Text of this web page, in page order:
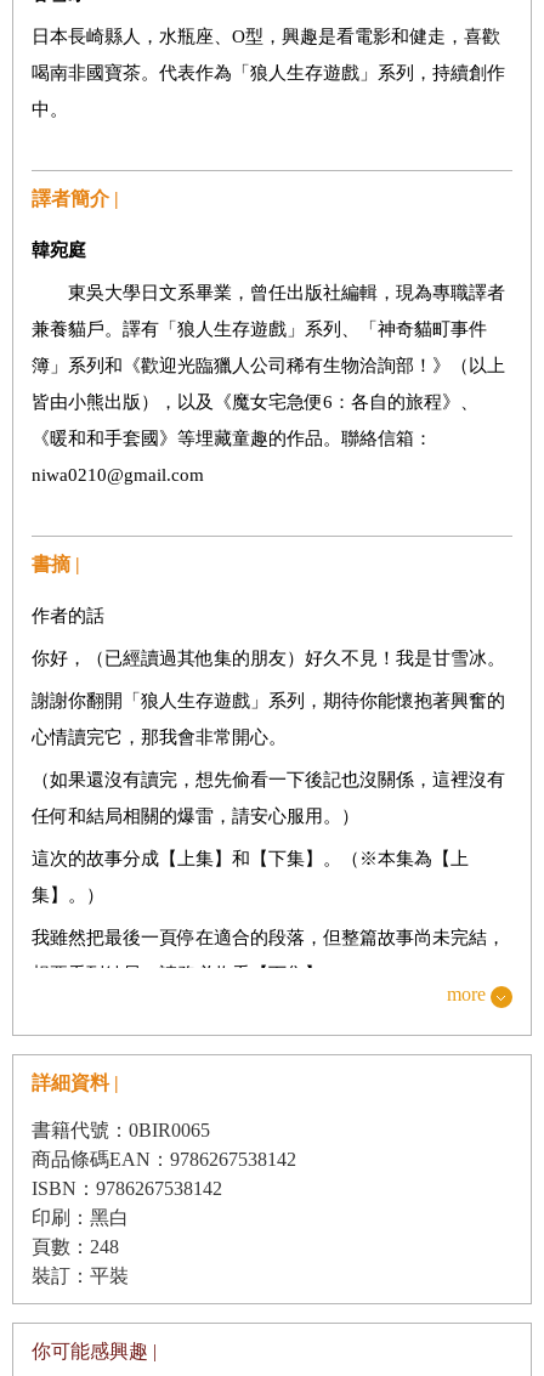
日本長崎縣人，水瓶座、O型，興趣是看電影和健走，喜歡
喝南非國寶茶。代表作為「狼人生存遊戲」系列，持續創作
中。
譯者簡介 |
韓宛庭
東吳大學日文系畢業，曾任出版社編輯，現為專職譯者
兼養貓戶。譯有「狼人生存遊戲」系列、「神奇貓町事件
簿」系列和《歡迎光臨獵人公司稀有生物洽詢部！》（以上
皆由小熊出版），以及《魔女宅急便6：各自的旅程》、
《暖和和手套國》等埋藏童趣的作品。聯絡信箱：
niwa0210@gmail.com
書摘 |
作者的話
你好，（已經讀過其他集的朋友）好久不見！我是甘雪冰。
謝謝你翻開「狼人生存遊戲」系列，期待你能懷抱著興奮的
心情讀完它，那我會非常開心。
（如果還沒有讀完，想先偷看一下後記也沒關係，這裡沒有
任何和結局相關的爆雷，請安心服用。）
這次的故事分成【上集】和【下集】。（※本集為【上
集】。）
我雖然把最後一頁停在適合的段落，但整篇故事尚未完結，
想要看到結局，請務必收看【下集】。
話」。
如同字面，北歐指的是「歐洲北部」，也就是冰島、挪威、
瑞典、丹麥和芬蘭這些地方。
在基督教傳入以前，這些地區所信奉的古老神話，統稱為
「北歐神話」（聽說芬蘭另有當地特有的神話）。
之前出現過的名字，像是神狼芬里爾、太陽狼斯庫爾和滿月
狼哈提等，同樣引用自北歐神話。
more
詳細資料 |
書籍代號：0BIR0065
商品條碼EAN：9786267538142
ISBN：9786267538142
印刷：黑白
頁數：248
裝訂：平裝
你可能感興趣 |